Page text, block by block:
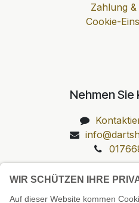
Zahlung
Cookie-
Nehmen Sie